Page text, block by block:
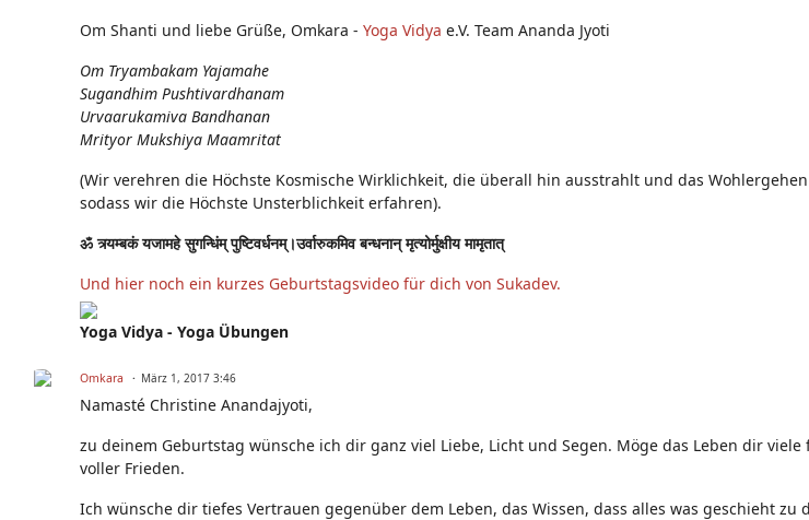
Om Shanti und liebe Grüße, Omkara - Yoga Vidya e.V. Team Ananda Jyoti
Om Tryambakam Yajamahe
Sugandhim Pushtivardhanam
Urvaarukamiva Bandhanan
Mrityor Mukshiya Maamritat
(Wir verehren die Höchste Kosmische Wirklichkeit, die überall hin ausstrahlt und das
sodass wir die Höchste Unsterblichkeit erfahren).
ॐ त्र्यम्बकं यजामहे सुगन्धिंम् पुष्टिवर्धनम्।उर्वारुकमिव बन्धनान् मृत्योर्मुक्षीय मामृतात्
Und hier noch ein kurzes Geburtstagsvideo für dich von Sukadev.
Yoga Vidya - Yoga Übungen
Omkara März 1, 2017 3:46
Namasté Christine Anandajyoti,
zu deinem Geburtstag wünsche ich dir ganz viel Liebe, Licht und Segen. Möge das Leben dir
voller Frieden.
Ich wünsche dir tiefes Vertrauen gegenüber dem Leben, das Wissen, dass alles was geschieht